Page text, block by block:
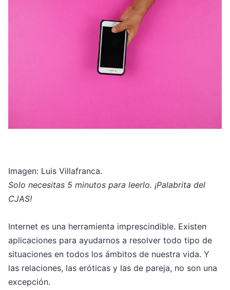
Imagen: Luis Villafranca.
Solo necesitas 5 minutos para leerlo. ¡Palabrita del
CJAS!
Internet es una herramienta imprescindible. Existen
aplicaciones para ayudarnos a resolver todo tipo de
situaciones en todos los ámbitos de nuestra vida. Y
las relaciones, las eróticas y las de pareja, no son una
excepción.